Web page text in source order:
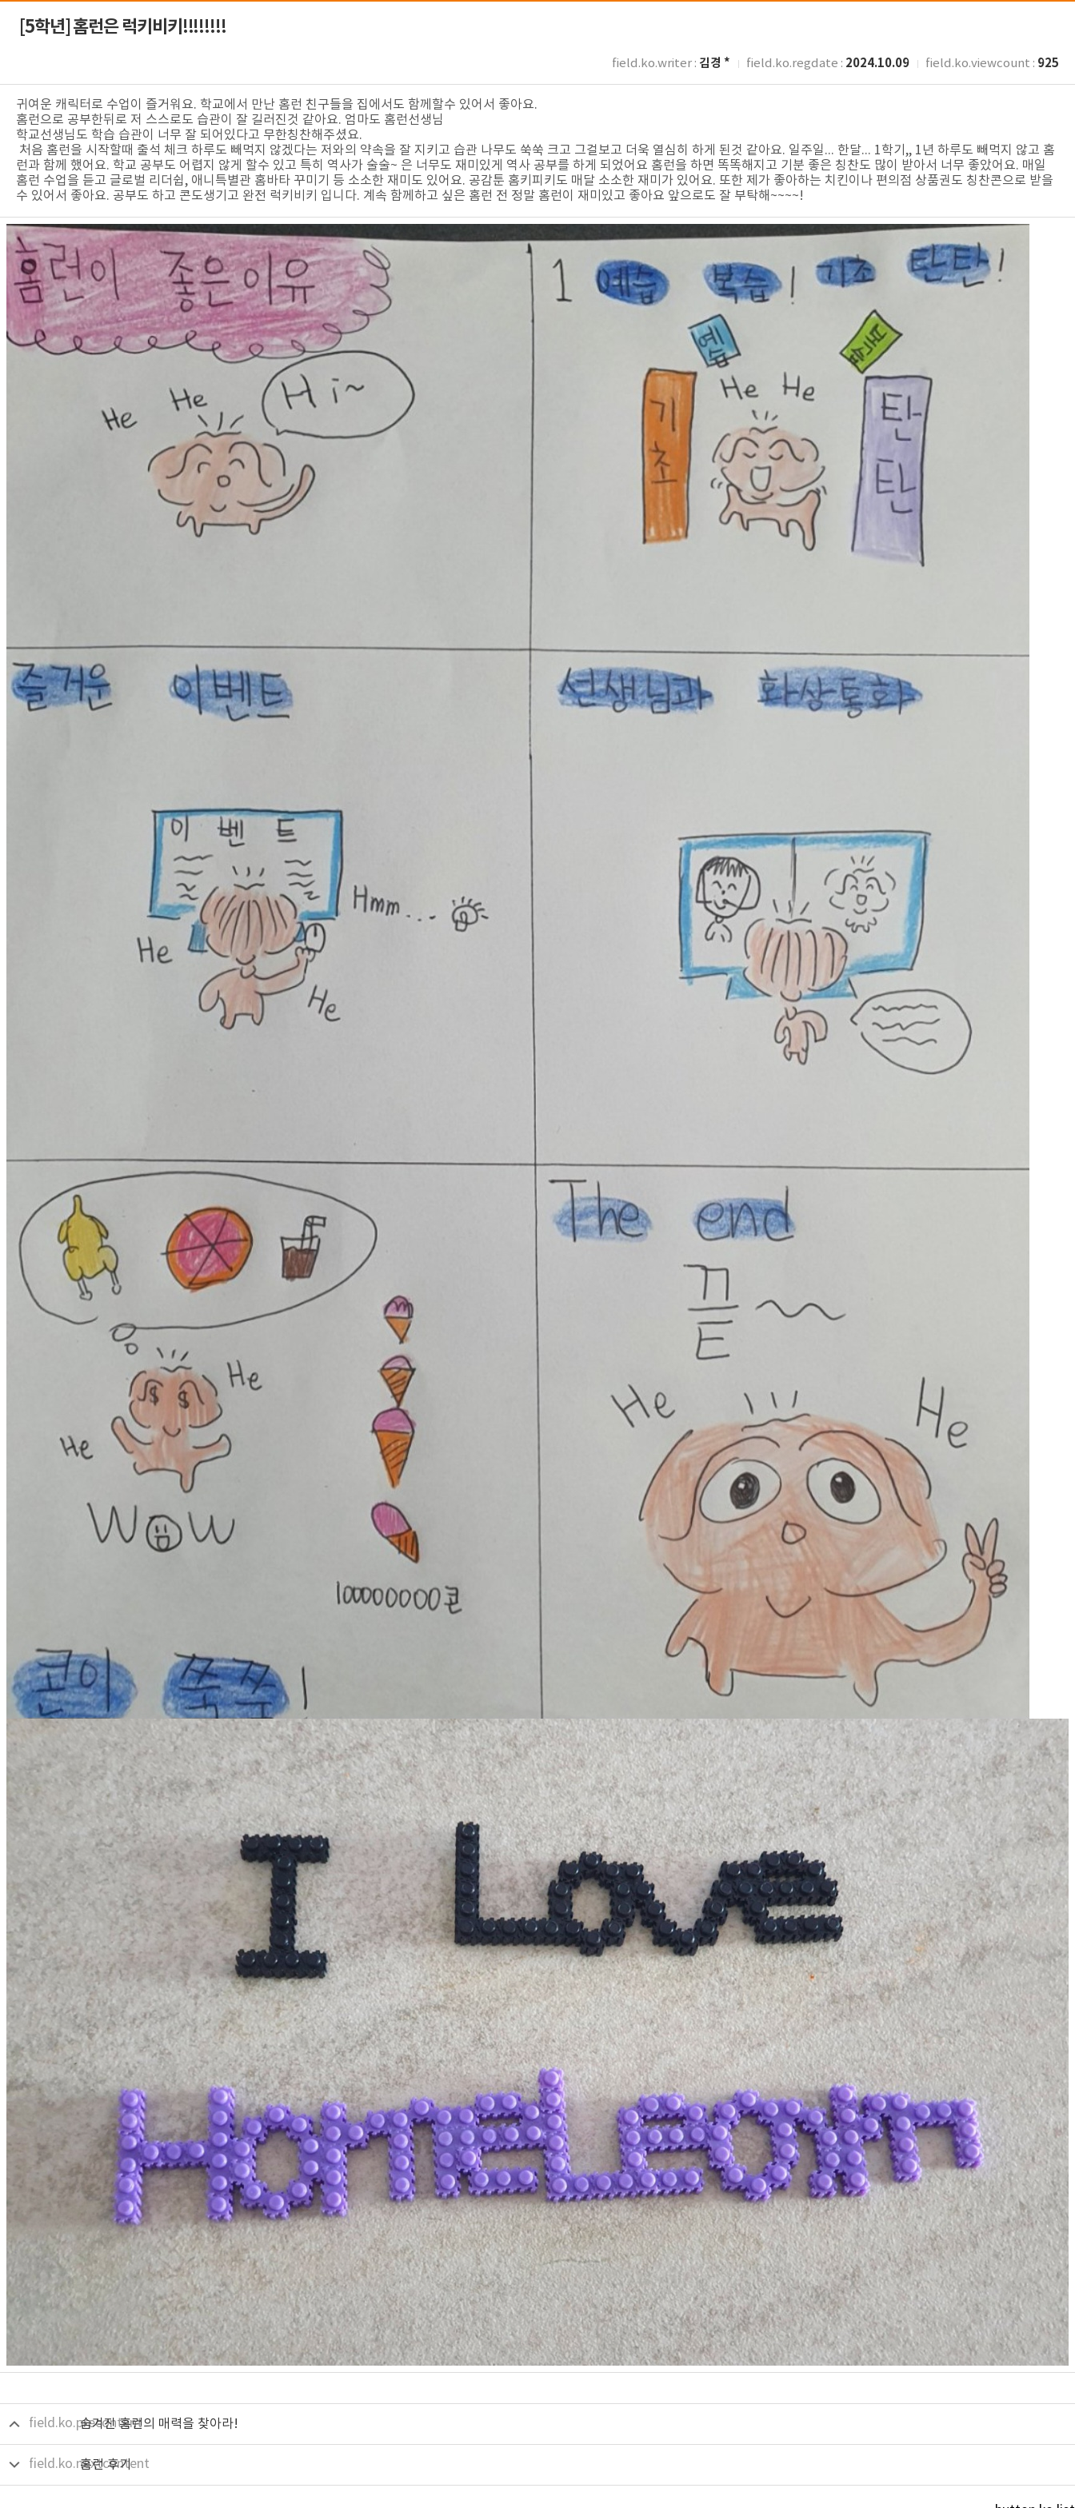
[5학년] 홈런은 럭키비키!!!!!!!!
field.ko.writer : 김경 * field.ko.regdate : 2024.10.09 field.ko.viewcount : 925
귀여운 캐릭터로 수업이 즐거워요. 학교에서 만난 홈런 친구들을 집에서도 함께할수 있어서 좋아요.
홈런으로 공부한뒤로 저 스스로도 습관이 잘 길러진것 같아요. 엄마도 홈런선생님
학교선생님도 학습 습관이 너무 잘 되어있다고 무한칭찬해주셨요.
처음 홈런을 시작할때 출석 체크 하루도 빼먹지 않겠다는 저와의 약속을 잘 지키고 습관 나무도 쑥쑥 크고 그걸보고 더욱 열심히 하게 된것 같아요. 일주일... 한달... 1학기,, 1년 하루도 빼먹지 않고 홈
런과 함께 했어요. 학교 공부도 어렵지 않게 할수 있고 특히 역사가 술술~ 은 너무도 재미있게 역사 공부를 하게 되었어요 홈런을 하면 똑똑해지고 기분 좋은 칭찬도 많이 받아서 너무 좋았어요. 매일
홈런 수업을 듣고 글로벌 리더쉽, 애니특별관 홈바타 꾸미기 등 소소한 재미도 있어요. 공감툰 홈키피키도 매달 소소한 재미가 있어요. 또한 제가 좋아하는 치킨이나 편의점 상품권도 칭찬콘으로 받을
수 있어서 좋아요. 공부도 하고 콘도생기고 완전 럭키비키 입니다. 계속 함께하고 싶은 홈런 전 정말 홈런이 재미있고 좋아요 앞으로도 잘 부탁해~~~~!
field.ko.precontent
숨겨진 홈런의 매력을 찾아라!
field.ko.nextcontent
홈런 후기